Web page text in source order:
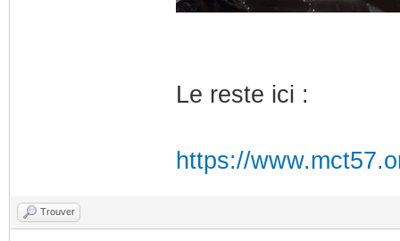
Le reste ici :
https://
Trouver